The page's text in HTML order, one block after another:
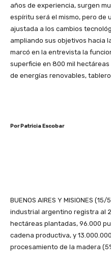
años de experiencia, surgen
espíritu será el mismo, pero de
ajustada a los cambios
ampliando sus objetivos hacia
marcó en la entrevista la
superficie en 800 mil
de energías renovables,
Por Patricia Escobar
BUENOS AIRES Y MISIONES
industrial argentino registra al
hectáreas plantadas, 96.000
cadena productiva, y
procesamiento de la madera